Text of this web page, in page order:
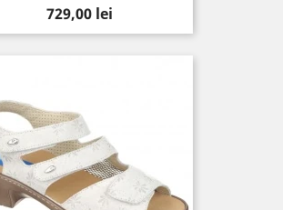
Pret
729,00 lei